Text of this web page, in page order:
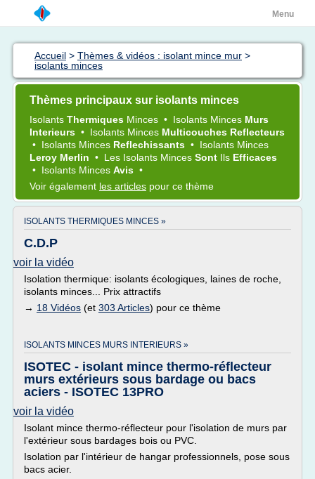
Menu
Accueil > Thèmes & vidéos : isolant mince mur >
isolants minces
Thèmes principaux sur isolants minces
Isolants Thermiques Minces • Isolants Minces Murs
Interieurs • Isolants Minces Multicouches Reflecteurs
• Isolants Minces Reflechissants • Isolants Minces
Leroy Merlin • Les Isolants Minces Sont Ils Efficaces
• Isolants Minces Avis •
Voir également les articles pour ce thème
ISOLANTS THERMIQUES MINCES »
C.D.P
voir la vidéo
Isolation thermique: isolants écologiques, laines de roche,
isolants minces... Prix attractifs
→ 18 Vidéos (et 303 Articles) pour ce thème
ISOLANTS MINCES MURS INTERIEURS »
ISOTEC - isolant mince thermo-réflecteur
murs extérieurs sous bardage ou bacs
aciers - ISOTEC 13PRO
voir la vidéo
Isolant mince thermo-réflecteur pour l'isolation de murs par
l'extérieur sous bardages bois ou PVC.
Isolation par l'intérieur de hangar professionnels, pose sous
bacs acier.